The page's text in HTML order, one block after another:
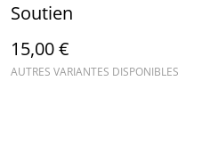
Soutien
15,00 €
AUTRES VARIANTES DISPONIBLES